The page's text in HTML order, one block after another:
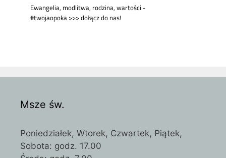
Msze św.
Poniedziałek, Wtorek, Czwartek, Piątek,
Sobota: godz. 17.00